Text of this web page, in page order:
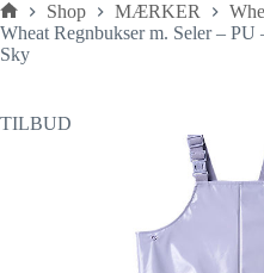
Forside
Shop MÆRKER
Wheat Regnbukser m. Seler –
Sky
TILBUD